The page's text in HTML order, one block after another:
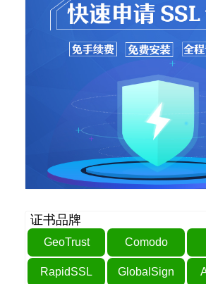
证书品牌
GeoTrust Comodo
RapidSSL GlobalSign